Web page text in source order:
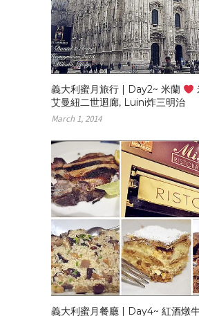
義大利蜜月旅行 | Day2~ 米蘭
艾曼紐二世迴廊, Luini炸三明治
March 1, 2014
義大利蜜月餐廳 | Day4~ 紅酒燉